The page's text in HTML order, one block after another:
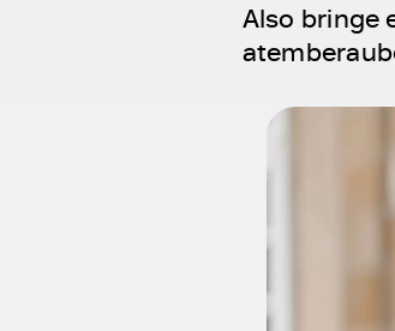
Also bringe